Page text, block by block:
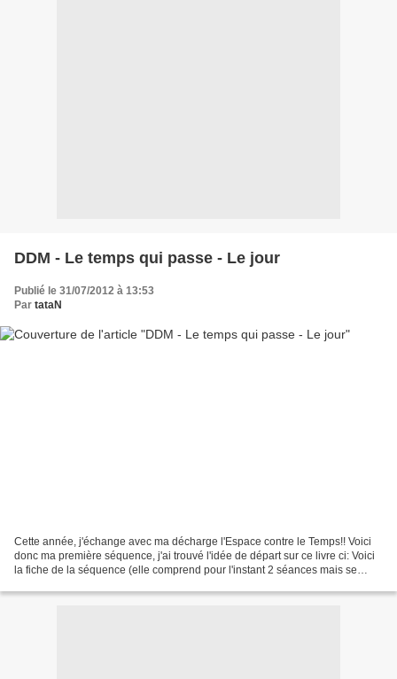
DDM - Le temps qui passe - Le jour
Publié le 31/07/2012 à 13:53
Par tataN
Cette année, j'échange avec ma décharge l'Espace contre le Temps!! Voici
donc ma première séquence, j'ai trouvé l'idée de départ sur ce livre ci: Voici
la fiche de la séquence (elle comprend pour l'instant 2 séances mais se